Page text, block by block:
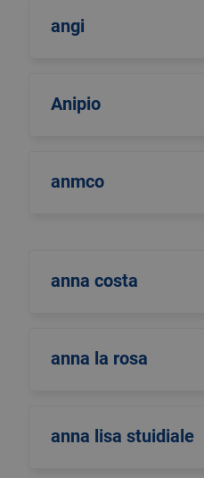
angi
Anipio
anmco
anna costa
anna la rosa
anna lisa stuidiale